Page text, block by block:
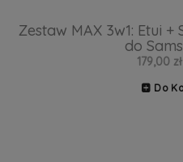
Zestaw MAX 3w1: Etui
do
179,00 zł
Do